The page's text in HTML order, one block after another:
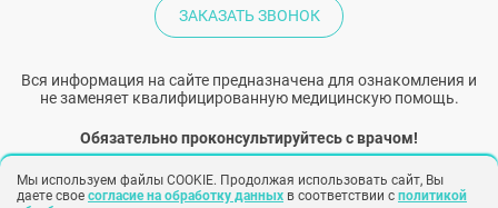
ЗАКАЗАТЬ ЗВОНОК
Вся информация на сайте предназначена для ознакомления и
не заменяет квалифицированную медицинскую помощь.
Обязательно проконсультируйтесь с врачом!
Народный рейтинг хирургов
Мы используем файлы COOKIE. Продолжая использовать сайт, Вы
даете свое согласие на обработку данных в соответствии с политикой